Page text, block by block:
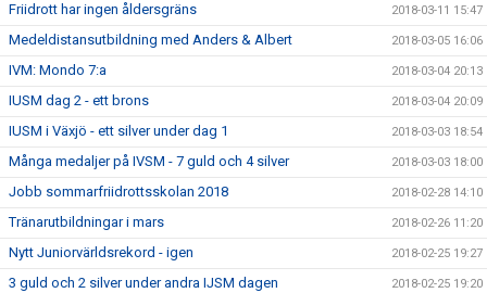
Friidrott har ingen åldersgräns 2018-03-11 15:47
Medeldistansutbildning med Anders & Albert 2018-03-05 16:06
IVM: Mondo 7:a 2018-03-04 20:13
IUSM dag 2 - ett brons 2018-03-04 20:09
IUSM i Växjö - ett silver under dag 1 2018-03-03 18:54
Många medaljer på IVSM - 7 guld och 4 silver 2018-03-03 18:00
Jobb sommarfriidrottsskolan 2018 2018-02-28 14:10
Tränarutbildningar i mars 2018-02-26 11:20
Nytt Juniorvärldsrekord - igen 2018-02-25 19:27
3 guld och 2 silver under andra IJSM dagen 2018-02-25 19:20